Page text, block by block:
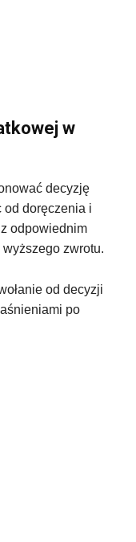
w
decyzję
od doręczenia i
odpowiednim
zwrotu.
od decyzji
po